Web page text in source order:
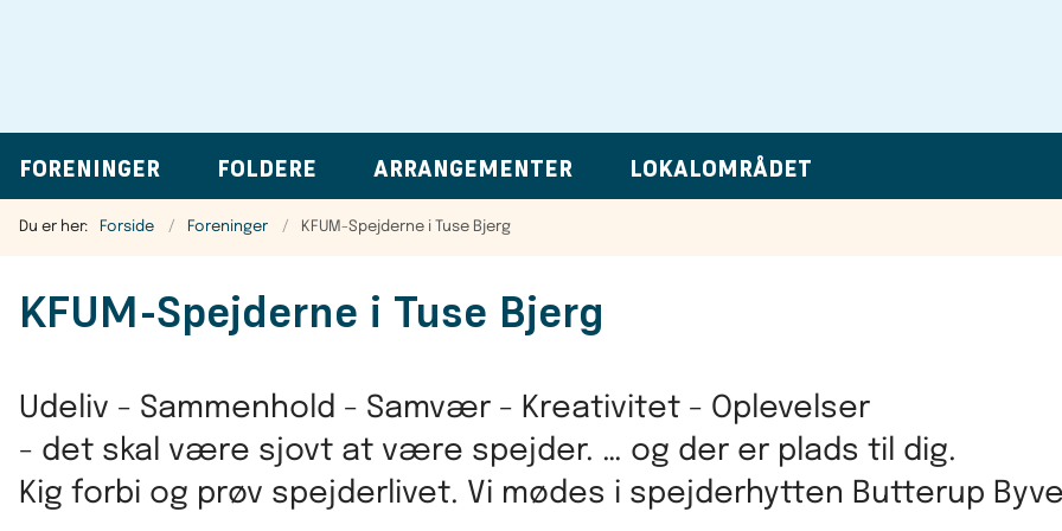
FORENINGER FOLDERE ARRANGEMENTER LOKALOMRÅDET
Du er her: Forside Foreninger KFUM-Spejderne i Tuse Bjerg
KFUM-Spejderne i Tuse Bjerg
Udeliv - Sammenhold - Samvær - Kreativitet - Oplevelser
- det skal være sjovt at være spejder. … og der er plads til dig.
Kig forbi og prøv spejderlivet. Vi mødes i spejderhytten Butterup